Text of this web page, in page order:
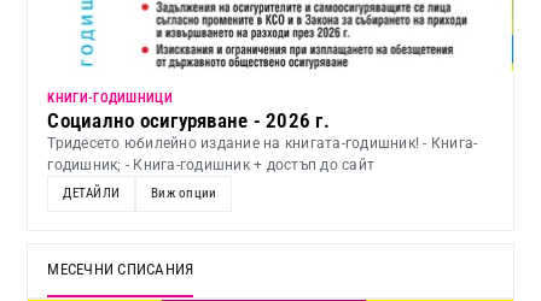
KНИГИ-ГОДИШНИЦИ
Социално осигуряване - 2026 г.
Тридесето юбилейно издание на книгата-годишник! - Книга-
годишник; - Книга-годишник + достъп до сайт
ДЕТАЙЛИ Виж опции
МЕСЕЧНИ СПИСАНИЯ